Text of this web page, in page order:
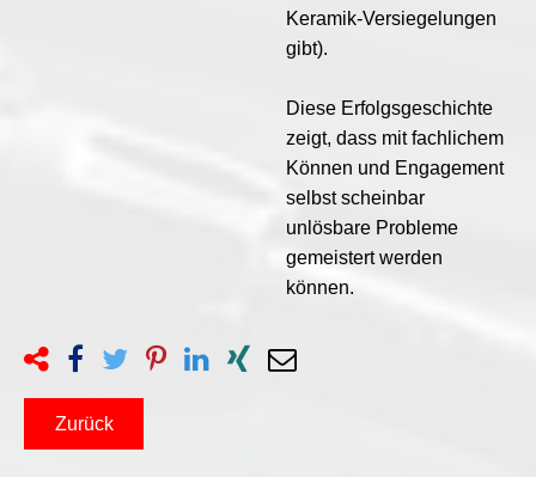
Keramik-Versiegelungen
gibt).
Diese Erfolgsgeschichte
zeigt, dass mit fachlichem
Können und Engagement
selbst scheinbar
unlösbare Probleme
gemeistert werden
können.
Zurück